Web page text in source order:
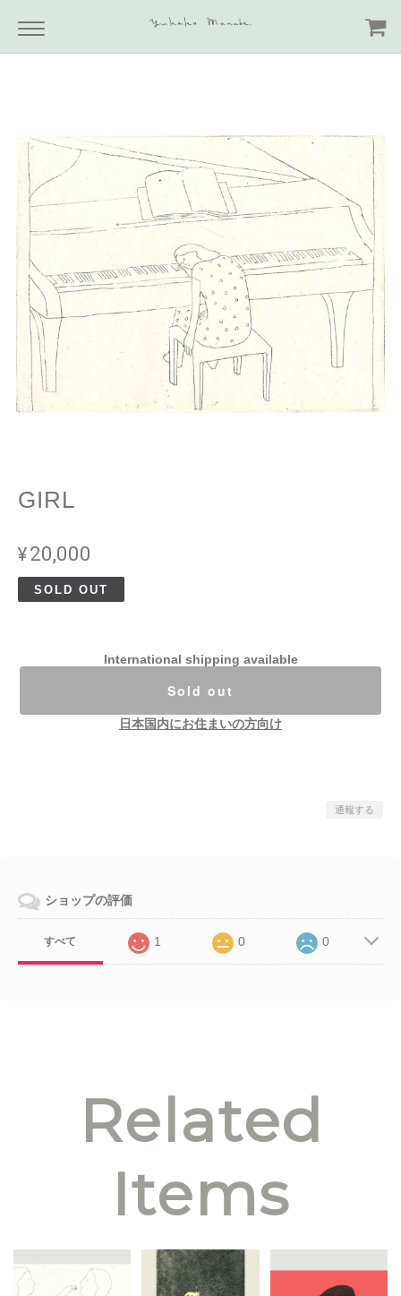
GIRL
¥20,000
SOLD OUT
International shipping available
Sold out
日本国内にお住まいの方向け
通報する
ショップの評価
すべて 1 0 0
Related
Items